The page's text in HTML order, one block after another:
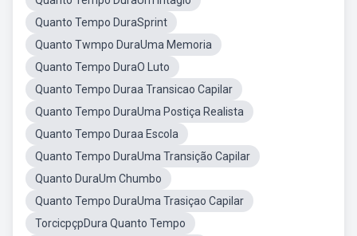
Quanto Tempo DuraSprint
Quanto Twmpo DuraUma Memoria
Quanto Tempo DuraO Luto
Quanto Tempo Duraa Transicao Capilar
Quanto Tempo DuraUma Postiça Realista
Quanto Tempo Duraa Escola
Quanto Tempo DuraUma Transição Capilar
Quanto DuraUm Chumbo
Quanto Tempo DuraUma Trasiçao Capilar
TorcicpçpDura Quanto Tempo